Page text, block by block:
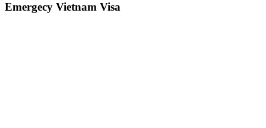
Emergecy Vietnam Visa